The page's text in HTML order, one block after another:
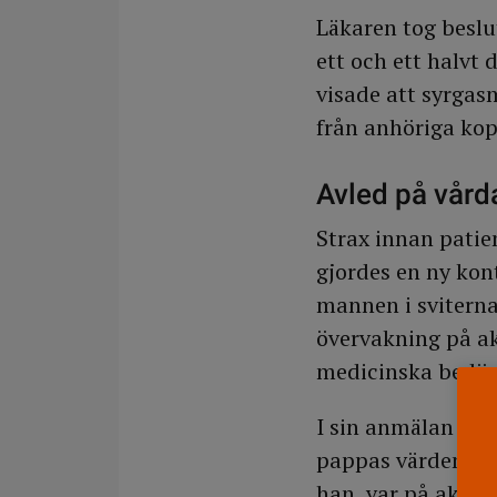
Läkaren tog
ett och ett halvt
visade att
från anhöriga
Avled på
Strax innan
gjordes en ny
mannen i
övervakning på
medicinska
I sin anmälan till
pappas värden